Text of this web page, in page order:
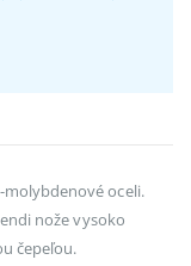
oceli.
nože vysoko
čepeľou.